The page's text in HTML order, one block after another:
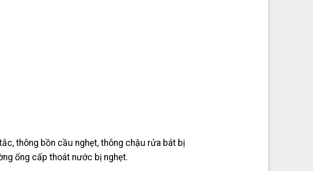
thông bồn cầu nghẹt, thông chậu rửa bát bị
ống cấp thoát nước bị nghẹt.